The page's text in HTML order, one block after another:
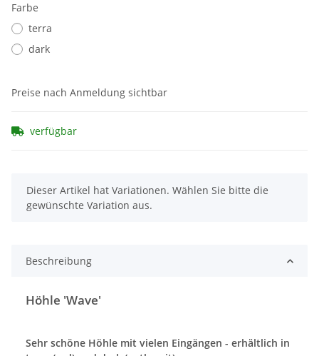
Farbe
terra
dark
Preise nach Anmeldung sichtbar
verfügbar
x
Dieser Artikel hat Variationen. Wählen Sie bitte die
gewünschte Variation aus.
Beschreibung
Höhle 'Wave'
Sehr schöne Höhle mit vielen Eingängen - erhältlich in